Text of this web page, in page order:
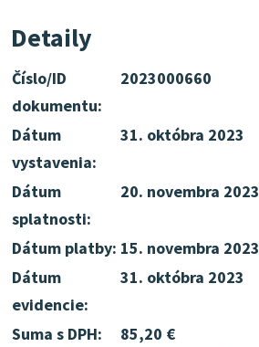
Detaily
Číslo/ID
dokumentu:
2023000660
Dátum
vystavenia:
31. októbra 2023
Dátum
splatnosti:
20. novembra 2023
Dátum platby: 15. novembra 2023
Dátum
evidencie:
31. októbra 2023
Suma s DPH:
85,20 €